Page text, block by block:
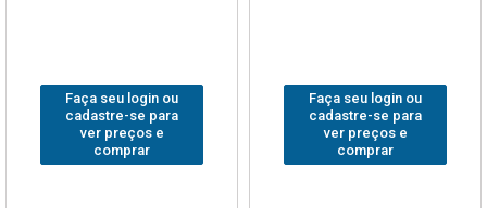
Faça seu login ou
cadastre-se para
ver preços e
comprar
Faça seu login ou
cadastre-se para
ver preços e
comprar